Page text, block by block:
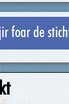
foar de